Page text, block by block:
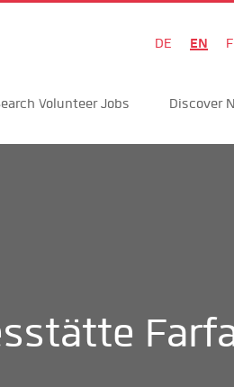
DE EN
Volunteer Jobs Discover